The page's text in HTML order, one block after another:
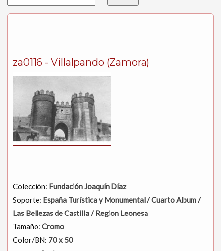
za0116 - Villalpando (Zamora)
Colección: Fundación Joaquín Díaz
Soporte: España Turística y Monumental / Cuarto Album /
Las Bellezas de Castilla / Region Leonesa
Tamaño: Cromo
Color/BN: 70 x 50